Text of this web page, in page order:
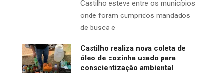
Castilho esteve entre os municípios
onde foram cumpridos mandados
de busca e
Castilho realiza nova coleta de
óleo de cozinha usado para
conscientização ambiental